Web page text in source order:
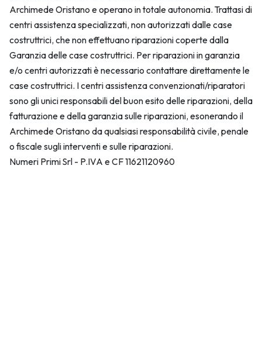
Archimede Oristano e operano in totale autonomia. Trattasi di
centri assistenza specializzati, non autorizzati dalle case
costruttrici, che non effettuano riparazioni coperte dalla
Garanzia delle case costruttrici. Per riparazioni in garanzia
e/o centri autorizzati è necessario contattare direttamente le
case costruttrici. I centri assistenza convenzionati/riparatori
sono gli unici responsabili del buon esito delle riparazioni, della
fatturazione e della garanzia sulle riparazioni, esonerando il
Archimede Oristano da qualsiasi responsabilità civile, penale
o fiscale sugli interventi e sulle riparazioni.
Numeri Primi Srl - P.IVA e CF 11621120960